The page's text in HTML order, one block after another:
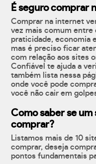
É seguro comprar
Comprar na internet
vez mais comum entre
praticidade, economia
mas é preciso ficar
com relação aos sites
Confiável te ajuda a
também lista nessa
onde você pode
você não cair em
Como saber se
comprar?
Listamos mais de 10
comprar, deseja
pontos fundamentais